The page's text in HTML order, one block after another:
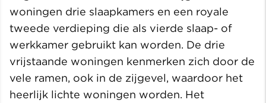
woningen drie slaapkamers en een royale
tweede verdieping die als vierde slaap- of
werkkamer gebruikt kan worden. De drie
vrijstaande woningen kenmerken zich door de
vele ramen, ook in de zijgevel, waardoor het
heerlijk lichte woningen worden. Het